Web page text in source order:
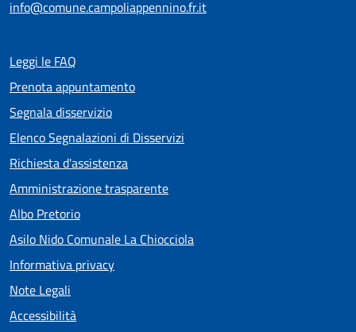
info@comune.campoliappennino.fr.it
Leggi le FAQ
Prenota appuntamento
Segnala disservizio
Elenco Segnalazioni di Disservizi
Richiesta d'assistenza
Amministrazione trasparente
Albo Pretorio
Asilo Nido Comunale La Chiocciola
Informativa privacy
Note Legali
Accessibilità